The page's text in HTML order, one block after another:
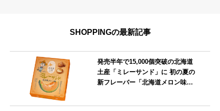
SHOPPINGの最新記事
発売半年で15,000個突破の北海道
土産「ミレーサンド」に 初の夏の
新フレーバー「北海道メロン味」